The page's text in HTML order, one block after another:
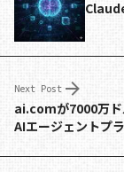
Next Post
ai.comが7000万ド
AIエージェントプ